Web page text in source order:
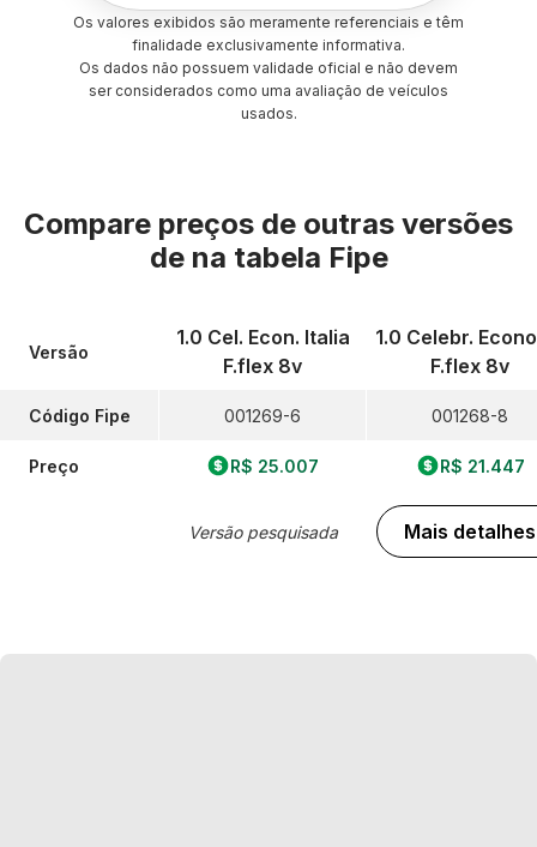
Os valores exibidos são meramente referenciais e têm
finalidade exclusivamente informativa.
Os dados não possuem validade oficial e não devem
ser considerados como uma avaliação de veículos
usados.
Compare preços de outras versões
de na tabela Fipe
Versão
Código Fipe
Preço
1.0 Cel. Econ. Italia
F.flex 8v
001269-6
R$ 25.007
Versão pesquisada
1.0 Celebr.
F.flex 8v
001268-8
R$ 21.447
Mais detalhes